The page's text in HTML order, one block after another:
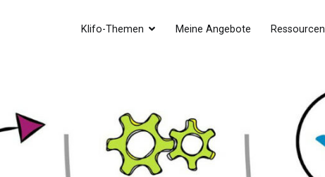
Klifo-Themen Meine Angebote Ressourcen